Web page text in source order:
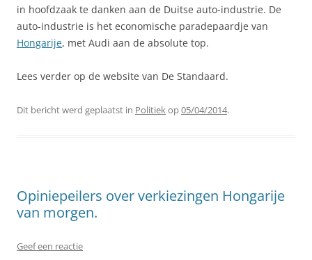
in hoofdzaak te danken aan de Duitse auto-industrie. De
auto-industrie is het economische paradepaardje van
Hongarije, met Audi aan de absolute top.
Lees verder op de website van De Standaard.
Dit bericht werd geplaatst in Politiekop05/04/2014.
Opiniepeilers over verkiezingen Hongarije
van morgen.
Geef een reactie